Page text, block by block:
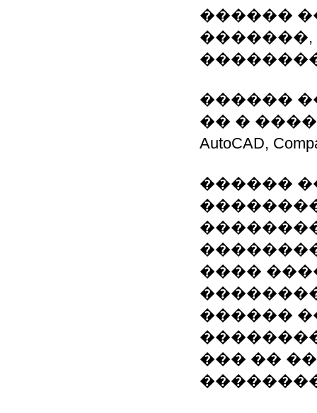
������
������
�� �
AutoCAD,
������
����
������
��� ��